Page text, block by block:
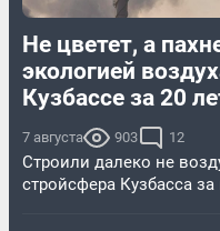
Не цветет, а
экологией
Кузбассе за 20
7 августа 903 12
Строили далеко не
стройсфера Кузбасса